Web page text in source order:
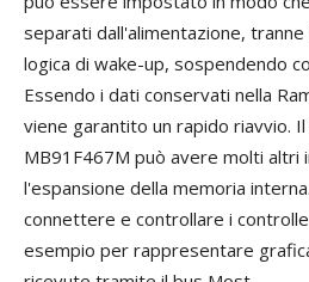
separati dall'alimentazione, tranne
logica di wake-up, sospendendo
Essendo i dati conservati nella
viene garantito un rapido riavvio.
MB91F467M può avere molti altri
l'espansione della memoria
connettere e controllare i
esempio per rappresentare